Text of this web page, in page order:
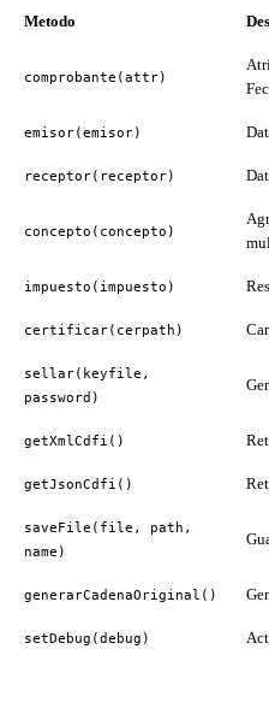
Metodo
comprobante(attr)
emisor(emisor)
receptor(receptor)
concepto(concepto)
impuesto(impuesto)
certificar(cerpath)
sellar(keyfile,
password)
getXmlCdfi()
getJsonCdfi()
saveFile(file, path,
name)
generarCadenaOriginal()
setDebug(debug)